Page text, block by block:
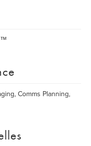
Comms Planning,